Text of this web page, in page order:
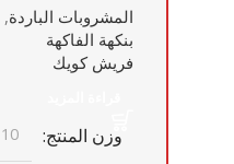
المشروبات الباردة,
بنكهة الفاكهة
فريش كويك
وزن المنتج 10 غرام